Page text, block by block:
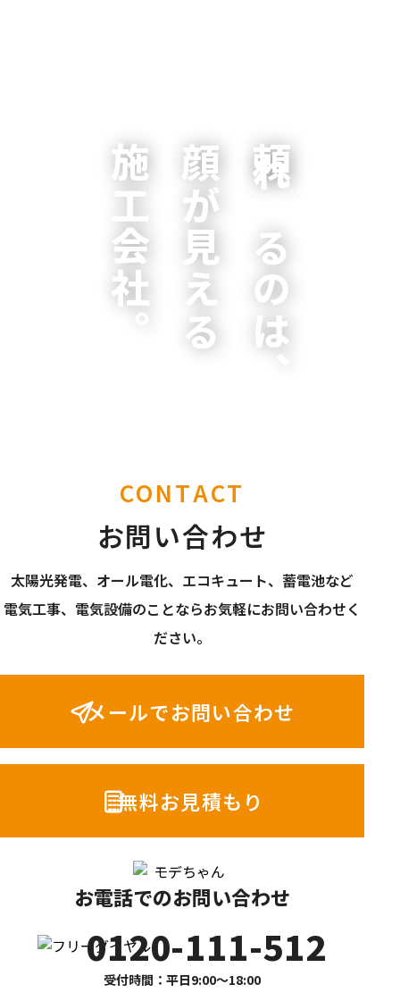
頼れるのは、
顔が見える
施工会社。
CONTACT
お問い合わせ
太陽光発電、オール電化、エコキュート、蓄電池など
電気工事、電気設備のことならお気軽にお問い合わせく
ださい。
メールでお問い合わせ
無料お見積もり
お電話でのお問い合わせ
0120-111-512
受付時間：平日9:00〜18:00